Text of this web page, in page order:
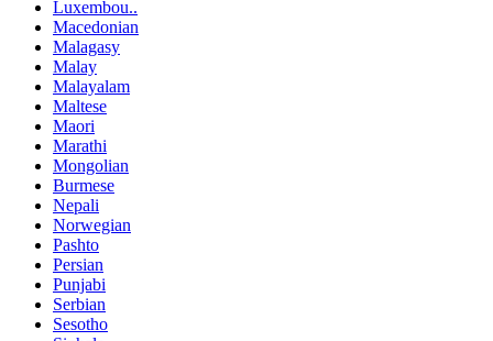
Luxembou..
Macedonian
Malagasy
Malay
Malayalam
Maltese
Maori
Marathi
Mongolian
Burmese
Nepali
Norwegian
Pashto
Persian
Punjabi
Serbian
Sesotho